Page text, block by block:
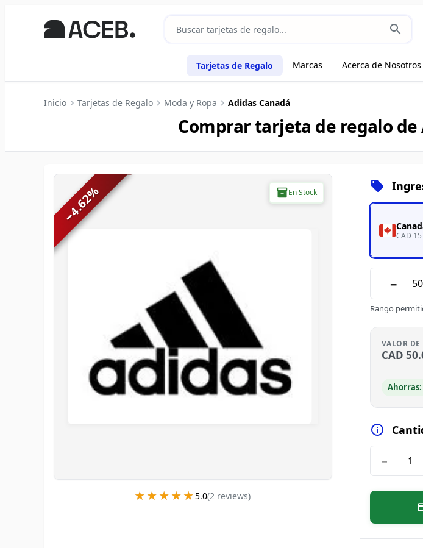
Tarjetas de Regalo Marcas Acerca de Nosotros
Inicio Tarjetas de Regalo Moda y Ropa Adidas Canadá
Comprar tarjeta de regalo de
En Stock
−
4.62
%
★★★★★
★★★★★5.0(2reviews)
CAD
−
Rango
VALOR DE
CAD
Ahorras:
−